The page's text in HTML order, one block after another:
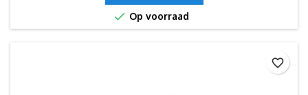
 Op voorraad
favorite_border